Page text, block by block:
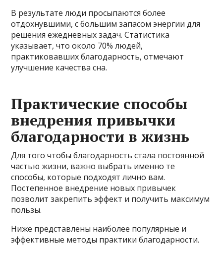
В результате люди просыпаются более
отдохнувшими, с большим запасом энергии для
решения ежедневных задач. Статистика
указывает, что около 70% людей,
практиковавших благодарность, отмечают
улучшение качества сна.
Практические способы
внедрения привычки
благодарности в жизнь
Для того чтобы благодарность стала постоянной
частью жизни, важно выбрать именно те
способы, которые подходят лично вам.
Постепенное внедрение новых привычек
позволит закрепить эффект и получить максимум
пользы.
Ниже представлены наиболее популярные и
эффективные методы практики благодарности.